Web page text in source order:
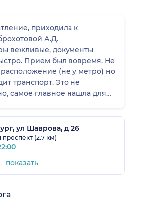
приходила к
А.Д.
вежливые, документы
Прием был вовремя. Не
(не у метро) но
транспорт. Это не
самое главное нашла для
ул Шаврова, д 26
(2.7 км)
показать